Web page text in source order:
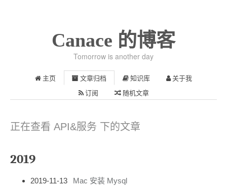
Canace 的博客
Tomorrow is another day
主页 文章归档 知识库 关于我
订阅 随机文章
正在查看 API&服务 下的文章
2019
2019-11-13
Mac 安装 Mysql